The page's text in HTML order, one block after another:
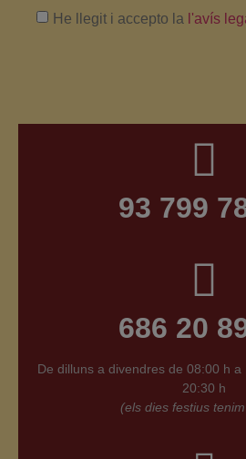
He llegit i accepto la l'avís
93 799
686 20
De dilluns a divendres de 08:00 h a
20:30 h
(els dies festius